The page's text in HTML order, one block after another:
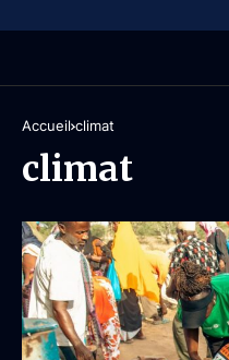
Accueil climat
climat